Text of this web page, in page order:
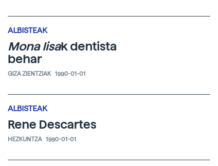
ALBISTEAK
Mona Iisak dentista
behar
GIZA ZIENTZIAK 1990-01-01
ALBISTEAK
Rene Descartes
HEZKUNTZA 1990-01-01